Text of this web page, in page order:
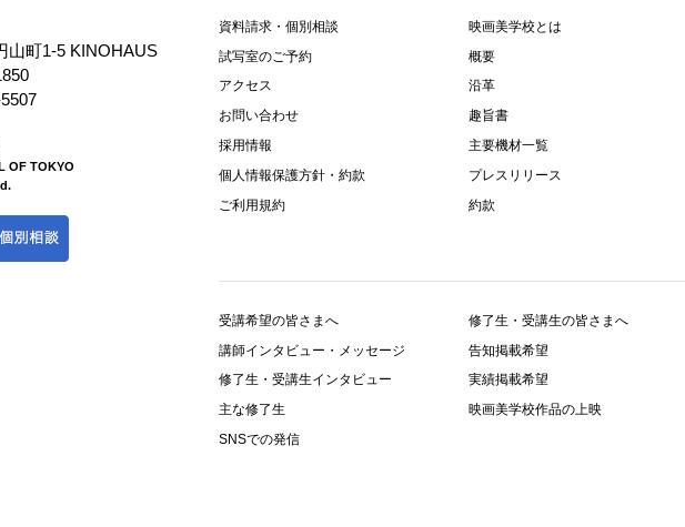
山町1-5 KINOHAUS
OF TOKYO
資料請求・個別相談
試写室のご予約
アクセス
お問い合わせ
採用情報
個人情報保護方針・約款
ご利用規約
映画美学校とは
概要
沿革
趣旨書
主要機材一覧
プレスリリース
約款
受講希望の皆さまへ
講師インタビュー・メッセージ
修了生・受講生インタビュー
主な修了生
SNSでの発信
修了生・受講生の皆さまへ
告知掲載希望
実績掲載希望
映画美学校作品の上映